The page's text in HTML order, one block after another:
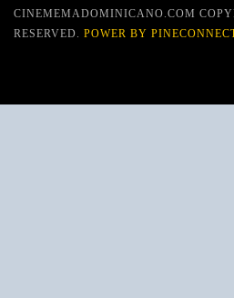
CINEMEMADOMINICANO.COM
RESERVED. POWER BY